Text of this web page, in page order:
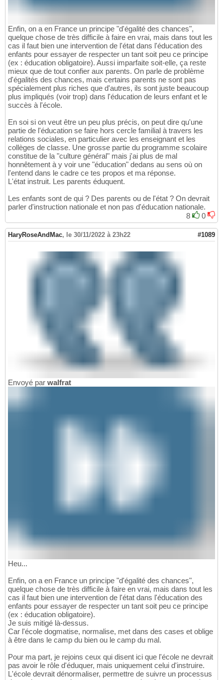
Enfin, on a en France un principe "d'égalité des chances",
quelque chose de très difficile à faire en vrai, mais dans tout les
cas il faut bien une intervention de l'état dans l'éducation des
enfants pour essayer de respecter un tant soit peu ce principe
(ex : éducation obligatoire). Aussi imparfaite soit-elle, ça reste
mieux que de tout confier aux parents. On parle de problème
d'égalités des chances, mais certains parents ne sont pas
spécialement plus riches que d'autres, ils sont juste beaucoup
plus impliqués (voir trop) dans l'éducation de leurs enfant et le
succès à l'école.
En soi si on veut être un peu plus précis, on peut dire qu'une
partie de l'éducation se faire hors cercle familial à travers les
relations sociales, en particulier avec les enseignant et les
collèges de classe. Une grosse partie du programme scolaire
constitue de la "culture général" mais j'ai plus de mal
honnêtement à y voir une "éducation" dedans au sens où on
l'entend dans le cadre ce tes propos et ma réponse.
L'état instruit. Les parents éduquent.
Les enfants sont de qui ? Des parents ou de l'état ? On devrait
parler d'instruction nationale et non pas d'éducation nationale.
8
0
HaryRoseAndMac, le 30/11/2022 à 23h22 #1089
Envoyé par walfrat
Heu...
Enfin, on a en France un principe "d'égalité des chances",
quelque chose de très difficile à faire en vrai, mais dans tout les
cas il faut bien une intervention de l'état dans l'éducation des
enfants pour essayer de respecter un tant soit peu ce principe
(ex : éducation obligatoire).
Je suis mitigé là-dessus.
Car l'école dogmatise, normalise, met dans des cases et oblige
à être dans le camp du bien ou le camp du mal.
Pour ma part, je rejoins ceux qui disent ici que l'école ne devrait
pas avoir le rôle d'éduquer, mais uniquement celui d'instruire.
L'école devrait dénormaliser, permettre de suivre un processus